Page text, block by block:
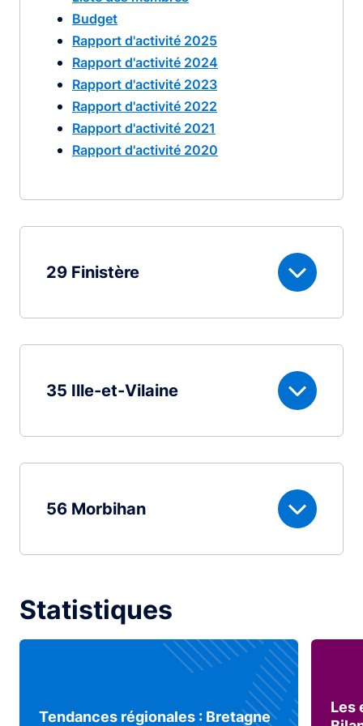
Budget
Rapport d'activité 2025
Rapport d'activité 2024
Rapport d'activité 2023
Rapport d'activité 2022
Rapport d'activité 2021
Rapport d'activité 2020
29 Finistère
35 Ille-et-Vilaine
56 Morbihan
Statistiques
Tendances régionales : Bretagne
Les